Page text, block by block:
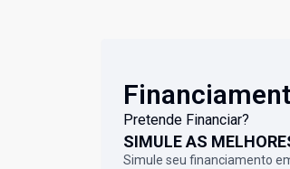
Pretende Financiar?
SIMULE AS
Simule seu financiamento